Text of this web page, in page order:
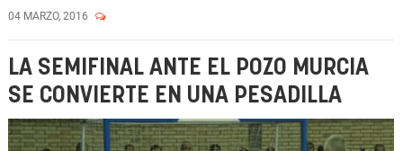
04 MARZO, 2016
LA SEMIFINAL ANTE EL POZO MURCIA
SE CONVIERTE EN UNA PESADILLA